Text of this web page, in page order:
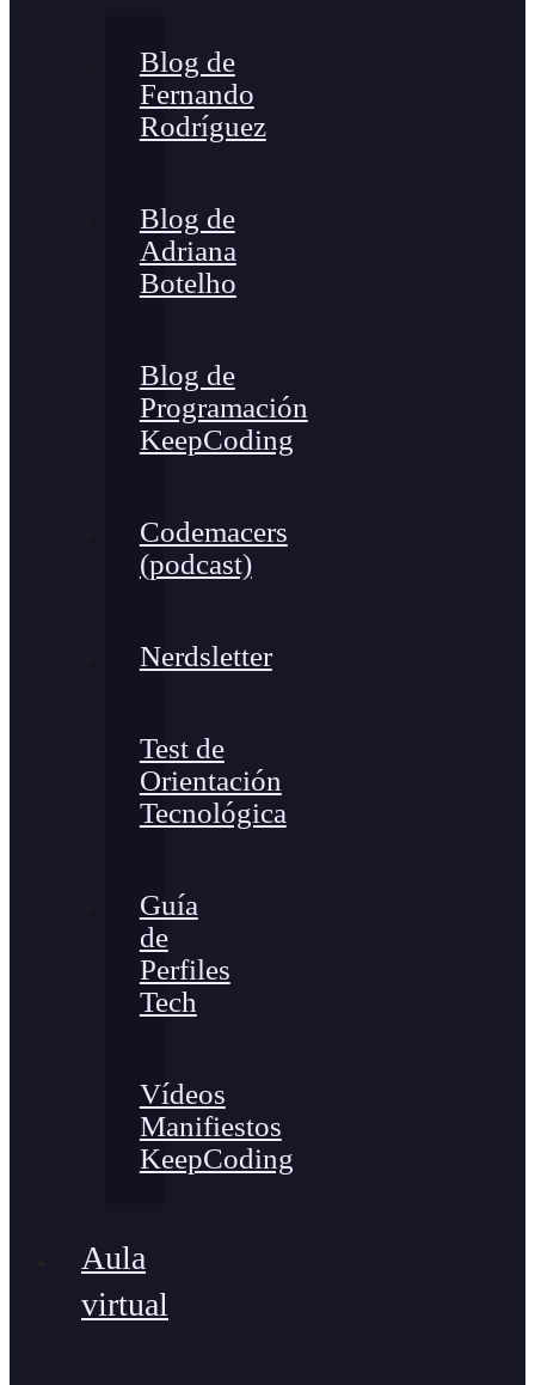
Blog de
Fernando
Rodríguez
Blog de
Adriana
Botelho
Blog de
Programación
KeepCoding
Codemacers
(podcast)
Nerdsletter
Test de
Orientación
Tecnológica
Guía
de
Perfiles
Tech
Vídeos
Manifiestos
KeepCoding
Aula
virtual